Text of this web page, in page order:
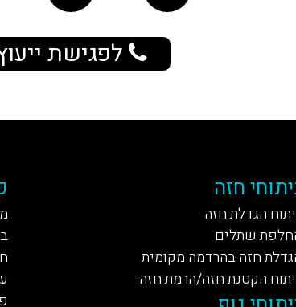
לפגישת
חזה
הגדלת חזה
שתלים
חזה בהרדמה מקומית
הקטנת חזה/הרמת חזה